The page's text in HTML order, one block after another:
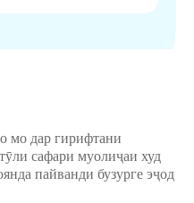
мо дар гирифтани
сафари муолиҷаи худ
пайванди бузурге эҷод